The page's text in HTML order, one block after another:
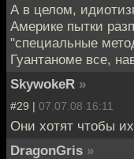
А в целом,
Америке пытки
"специальные
Гуантаноме все,
SkywokeR »
#29 | 07.07.08 16:11
Они хотят чтобы
DragonGris »